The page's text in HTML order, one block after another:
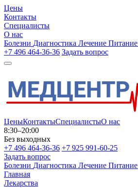
Цены
Контакты
Специалисты
О нас
Болезни Диагностика Лечение Питание
+7 496 464-36-36 Задать вопрос
ЦеныКонтактыСпециалистыО нас
8:30–20:00
Без выходных
+7 496 464-36-36 +7 925 991-60-25
Задать вопрос
Болезни Диагностика Лечение Питание
Главная
Лекарства